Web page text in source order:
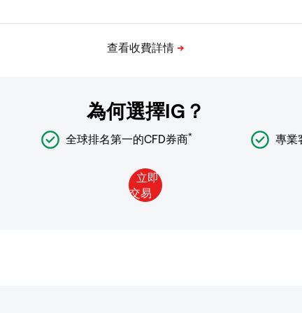
為何選擇IG？
全球排名第一的CFD券商* 專業